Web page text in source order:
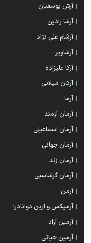
آرش یوسفیان
آرشا رادین
آرشام علی نژاد
آرشاویر
آرکا علیزاده
آرکان میلانی
آرما
آرمان آزمند
آرمان اسماعیلی
آرمان جهانی
آرمان زند
آرمان گرشاسبی
آرمن
آرمیکس و ارین دوانادرا
آرمین آراد
آرمین حیاتی